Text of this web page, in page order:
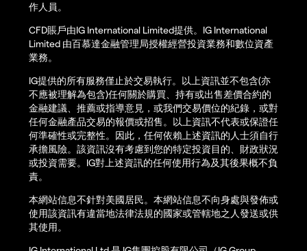
作人員。
CFD賬戶由IG International Limited提供。IG International
Limited 由百慕達金融管理局授權經營投資業務和數位資產
業務。
IG提供的所有服務僅止於交易執行。以上資訊並不包含(亦
不應被理解為包含)任何關於購買、持有或出售差價合約的
金融建議、推薦或指導意見，或我們交易價位的紀錄，或對
任何金融產品交易的報價或招售。以上資訊不代表或保證任
何準確性或完整性。因此，任何依賴上述資訊的人士須自行
承擔風險。該資訊沒有考慮到您的特定投資目的、財政狀況
或投資需要。IG對上述資訊的任何使用行為及其後果概不負
責。
本網站信息不針對美國居民。本網站信息不向身處與發佈或
使用該資訊有違當地法律法規的國家或管轄地之人發送或供
其使用。